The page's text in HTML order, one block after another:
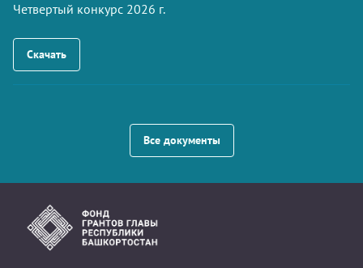
Четвертый конкурс 2026 г.
Скачать
Все документы